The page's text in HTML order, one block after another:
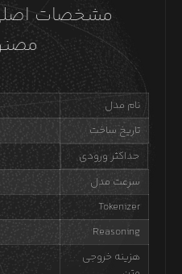
مشخصات
نام مدل
تاریخ ساخت
حداکثر ورودی
سرعت مدل
Tokenizer
Reasoning
هزینه خروجی